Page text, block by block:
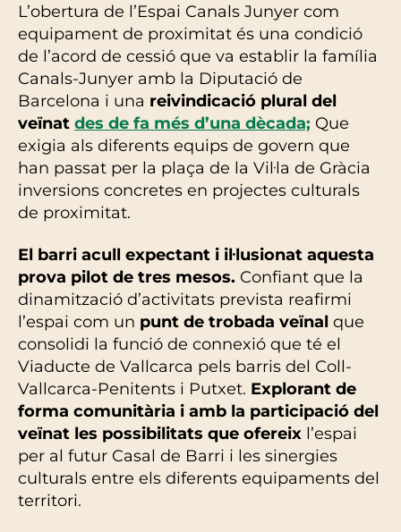
L’obertura de l’Espai Canals Junyer com
equipament de proximitat és una condició
de l’acord de cessió que va establir la família
Canals-Junyer amb la Diputació de
Barcelona i una reivindicació plural del
veïnat des de fa més d’una dècada; Que
exigia als diferents equips de govern que
han passat per la plaça de la Vil·la de Gràcia
inversions concretes en projectes culturals
de proximitat.
El barri acull expectant i il·lusionat aquesta
prova pilot de tres mesos. Confiant que la
dinamització d’activitats prevista reafirmi
l’espai com un punt de trobada veïnal que
consolidi la funció de connexió que té el
Viaducte de Vallcarca pels barris del Coll-
Vallcarca-Penitents i Putxet. Explorant de
forma comunitària i amb la participació del
veïnat les possibilitats que ofereix l’espai
per al futur Casal de Barri i les sinergies
culturals entre els diferents equipaments del
territori.